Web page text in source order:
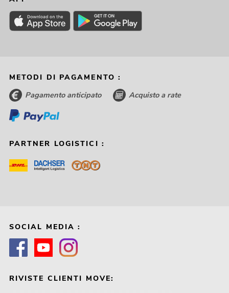
METODI DI PAGAMENTO :
Pagamento anticipato Acquisto a rate
PARTNER LOGISTICI :
SOCIAL MEDIA :
RIVISTE CLIENTI MOVE: